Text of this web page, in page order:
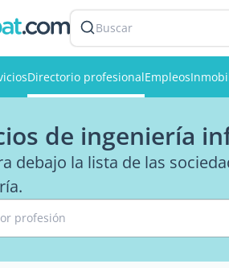
Buscar
Directorio profesionalEmpleos
de ingeniería
debajo la lista de las
profesión